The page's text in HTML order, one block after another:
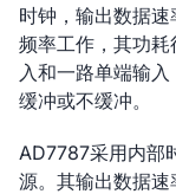
时钟，输出数据
频率工作，其功
入和一路单端输
缓冲或不缓冲。
AD7787采用内部
源。其输出数据